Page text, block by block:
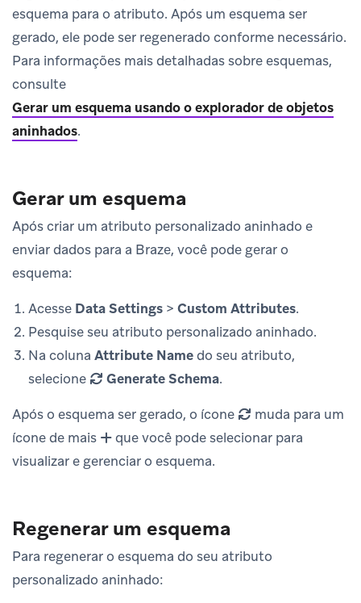
esquema para o atributo. Após um esquema ser
gerado, ele pode ser regenerado conforme necessário.
Para informações mais detalhadas sobre esquemas,
consulte
Gerar um esquema usando o explorador de objetos
aninhados.
Gerar um esquema
Após criar um atributo personalizado aninhado e
enviar dados para a Braze, você pode gerar o
esquema:
Acesse Data Settings > Custom Attributes.
Pesquise seu atributo personalizado aninhado.
Na coluna Attribute Namedo seu atributo,
selecione
Generate Schema.
Após o esquema ser gerado, o ícone
muda para um
ícone de mais
que você pode selecionar para
visualizar e gerenciar o esquema.
Regenerar um esquema
Para regenerar o esquema do seu atributo
personalizado aninhado: